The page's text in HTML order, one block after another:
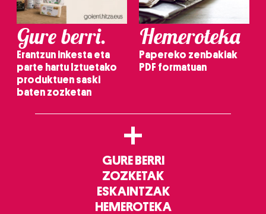
Gure berri.
Erantzun inkesta eta
parte hartu Iztuetako
produktuen saski
baten zozketan
Hemeroteka
Papereko zenbakiak
PDF formatuan
+
GURE BERRI
ZOZKETAK
ESKAINTZAK
HEMEROTEKA